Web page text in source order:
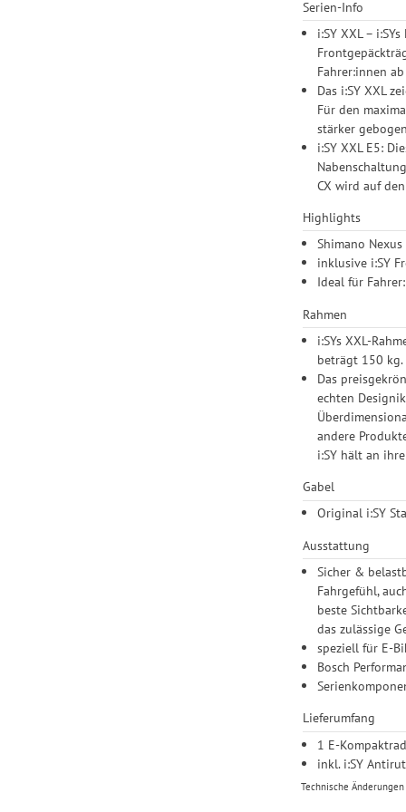
Serien-Info
i:SY XXL –
Fahrer:innen
Das i:SY XXL
Für den
stärker
i:SY XXL E5:
CX wird auf
Highlights
Shimano
inklusive i:SY
Ideal für
Rahmen
i:SYs XXL-
beträgt 150 kg.
Das
echten
andere
i:SY hält an
Gabel
Original i:SY
Ausstattung
Sicher &
Fahrgefühl,
beste
das zulässige
speziell für E-
Bosch
Lieferumfang
1 E-Kompaktrad
inkl. i:SY
Technische